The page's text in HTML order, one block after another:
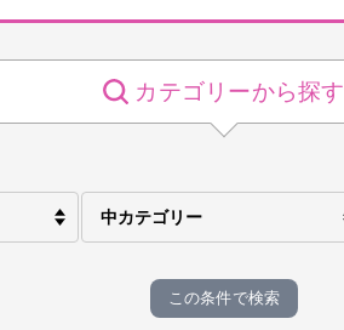
カテゴリーから探す
この条件で検索